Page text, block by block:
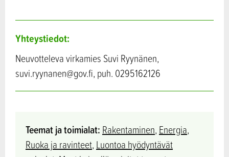
Yhteystiedot:
Neuvotteleva virkamies Suvi Ryynänen,
suvi.ryynanen@gov.fi, puh. 0295162126
Teemat ja toimialat: Rakentaminen, Energia,
Ruoka ja ravinteet, Luontoa hyödyntävät